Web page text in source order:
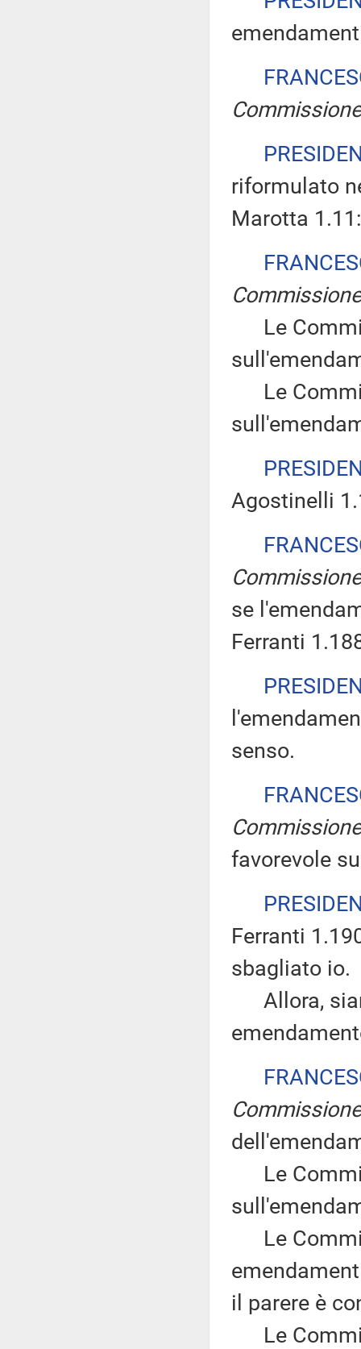
Commissione
riformulato
Marotta
Commissione
Le
Le
Agostinelli
Commissione
se
Ferranti
senso.
Commissione
favorevole
Ferranti
sbagliato io.
Allora,
Commissione
Le
Le
il parere è
Le